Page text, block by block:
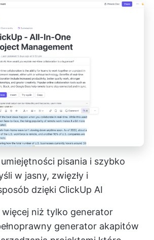
pisania i szybko
w jasny, zwięzły i
dzięki ClickUp AI
niż tylko generator
generator akapitów